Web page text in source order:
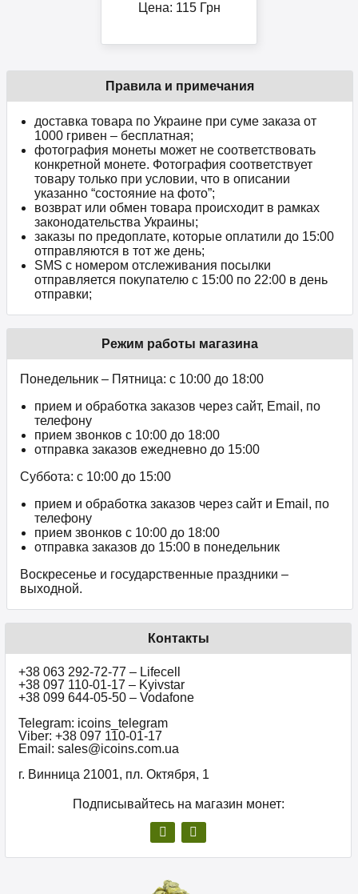
Цена: 115Грн
Правила и примечания
доставка товара по Украине при суме заказа от
1000 гривен – бесплатная;
фотография монеты может не соответствовать
конкретной монете. Фотография соответствует
товару только при условии, что в описании
указанно “состояние на фото”;
возврат или обмен товара происходит в рамках
законодательства Украины;
заказы по предоплате, которые оплатили до 15:00
отправляются в тот же день;
SMS с номером отслеживания посылки
отправляется покупателю с 15:00 по 22:00 в день
отправки;
Режим работы магазина
Понедельник – Пятница: с 10:00 до 18:00
прием и обработка заказов через сайт, Email, по
телефону
прием звонков c 10:00 до 18:00
отправка заказов ежедневно до 15:00
Суббота: с 10:00 до 15:00
прием и обработка заказов через сайт и Email, по
телефону
прием звонков c 10:00 до 18:00
отправка заказов до 15:00 в понедельник
Воскресенье и государственные праздники –
выходной.
Контакты
+38 063 292-72-77 – Lifecell
+38 097 110-01-17 – Kyivstar
+38 099 644-05-50 – Vodafone
Telegram: icoins_telegram
Viber: +38 097 110-01-17
Email: sales@icoins.com.ua
г. Винница 21001, пл. Октября, 1
Подписывайтесь на магазин монет: